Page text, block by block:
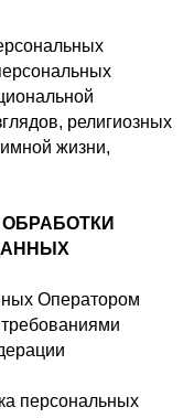
религиозных
жизни,
Оператором
требованиями
персональных